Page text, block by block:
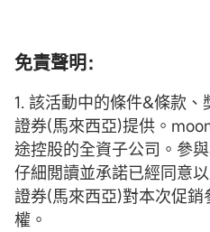
免責聲明：
1. 該活動中的條件&條款
證券(馬來西亞)提供。
途控股的全資子公司。參
仔細閲讀並承諾已經同意
證券(馬來西亞)對本次促
權。